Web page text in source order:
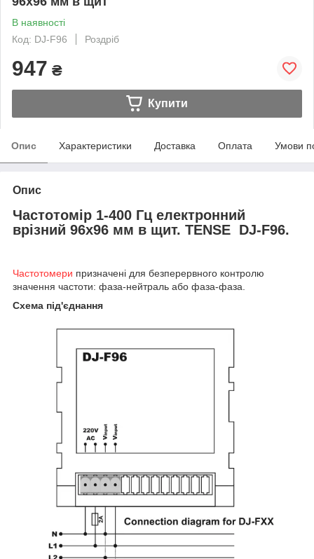
В наявності
Код: DJ-F96
Роздріб
947 ₴
Купити
Опис Характеристики Доставка Оплата Умови
Опис
Частотомір 1-400 Гц електронний
врізний 96х96 мм в щит. TENSE DJ-F96.
Частотомери призначені для безперервного контролю
значення частоти: фаза-нейтраль або фаза-фаза.
Схема під'єднання